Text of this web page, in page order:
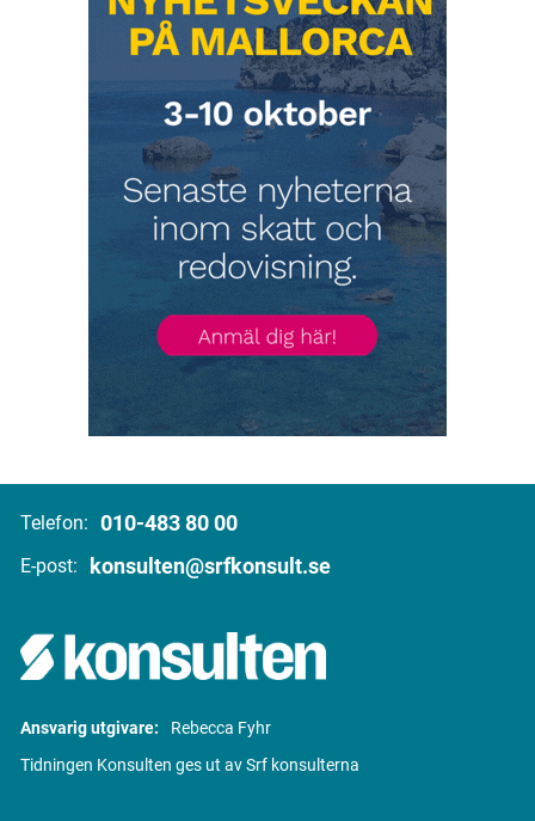
Telefon: 010-483 80 00
E-post: konsulten@srfkonsult.se
Ansvarig utgivare:
Rebecca Fyhr
Tidningen Konsulten ges ut av Srf konsulterna